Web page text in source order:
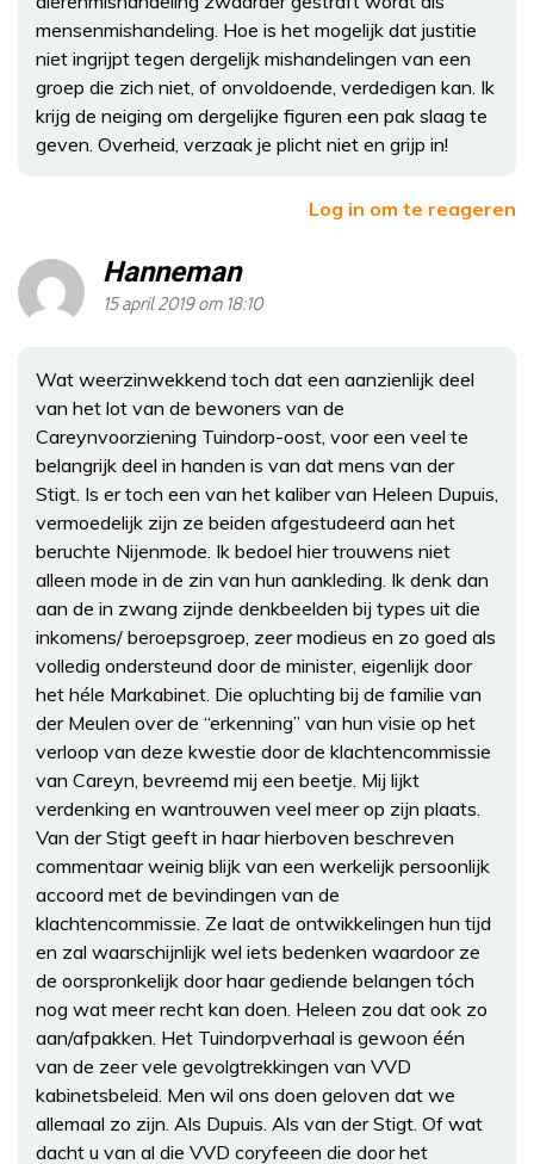
mensenmishandeling. Hoe is het mogelijk dat justitie
niet ingrijpt tegen dergelijk mishandelingen van een
groep die zich niet, of onvoldoende, verdedigen kan. Ik
krijg de neiging om dergelijke figuren een pak slaag te
geven. Overheid, verzaak je plicht niet en grijp in!
Log in om te reageren
Hanneman
15 april 2019 om 18:10
Wat weerzinwekkend toch dat een aanzienlijk deel
van het lot van de bewoners van de
Careynvoorziening Tuindorp-oost, voor een veel te
belangrijk deel in handen is van dat mens van der
Stigt. Is er toch een van het kaliber van Heleen Dupuis,
vermoedelijk zijn ze beiden afgestudeerd aan het
beruchte Nijenmode. Ik bedoel hier trouwens niet
alleen mode in de zin van hun aankleding. Ik denk dan
aan de in zwang zijnde denkbeelden bij types uit die
inkomens/ beroepsgroep, zeer modieus en zo goed als
volledig ondersteund door de minister, eigenlijk door
het héle Markabinet. Die opluchting bij de familie van
der Meulen over de “erkenning” van hun visie op het
verloop van deze kwestie door de klachtencommissie
van Careyn, bevreemd mij een beetje. Mij lijkt
verdenking en wantrouwen veel meer op zijn plaats.
Van der Stigt geeft in haar hierboven beschreven
commentaar weinig blijk van een werkelijk persoonlijk
accoord met de bevindingen van de
klachtencommissie. Ze laat de ontwikkelingen hun tijd
en zal waarschijnlijk wel iets bedenken waardoor ze
de oorspronkelijk door haar gediende belangen tóch
nog wat meer recht kan doen. Heleen zou dat ook zo
aan/afpakken. Het Tuindorpverhaal is gewoon één
van de zeer vele gevolgtrekkingen van VVD
kabinetsbeleid. Men wil ons doen geloven dat we
allemaal zo zijn. Als Dupuis. Als van der Stigt. Of wat
dacht u van al die VVD coryfeeen die door het